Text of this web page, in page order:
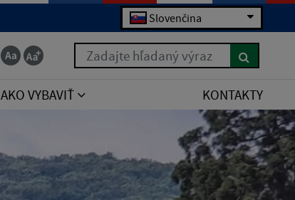
Slovenčina
Zadajte hľadaný výraz
AKO VYBAVIŤ KONTAKTY